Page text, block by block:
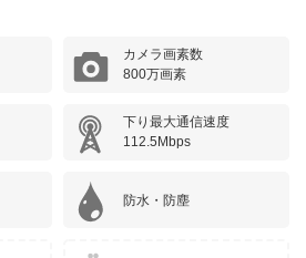
カメラ画素数
800万画素
下り最大通信速度
112.5Mbps
防水・防塵